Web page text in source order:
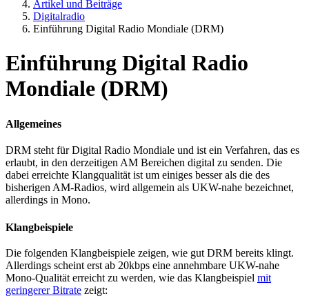
Artikel und Beiträge
Digitalradio
Einführung Digital Radio Mondiale (DRM)
Einführung Digital Radio
Mondiale (DRM)
Allgemeines
DRM steht für Digital Radio Mondiale und ist ein Verfahren, das es
erlaubt, in den derzeitigen AM Bereichen digital zu senden. Die
dabei erreichte Klangqualität ist um einiges besser als die des
bisherigen AM-Radios, wird allgemein als UKW-nahe bezeichnet,
allerdings in Mono.
Klangbeispiele
Die folgenden Klangbeispiele zeigen, wie gut DRM bereits klingt.
Allerdings scheint erst ab 20kbps eine annehmbare UKW-nahe
Mono-Qualität erreicht zu werden, wie das Klangbeispiel mit
geringerer Bitrate zeigt: